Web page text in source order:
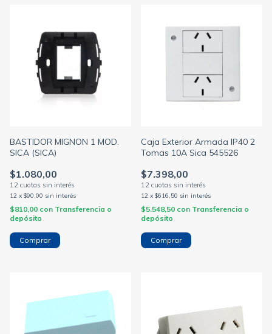
BASTIDOR MIGNON 1 MOD.
SICA (SICA)
$1.080,00
12 x $90,00 sin interés
$810,00 con Transferencia o
depósito
Caja Exterior Armada IP40 2
Tomas 10A Sica 545526
$7.398,00
12 x $616,50 sin interés
$5.548,50 con Transferencia o
depósito